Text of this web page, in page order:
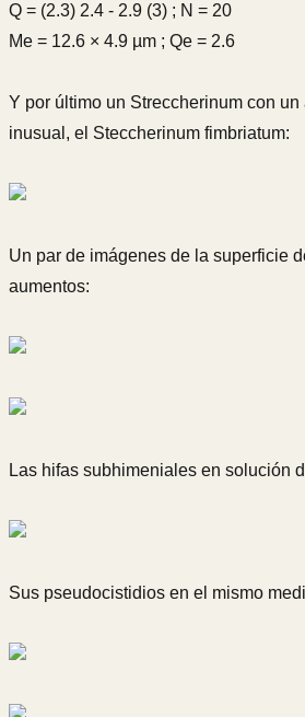
Q = (2.3) 2.4 - 2.9 (3) ; N = 20
Me = 12.6 × 4.9 µm ; Qe = 2.6
Y por último un Streccherinum con un
inusual, el Steccherinum fimbriatum:
Un par de imágenes de la superficie
aumentos:
Las hifas subhimeniales en solución
Sus pseudocistidios en el mismo